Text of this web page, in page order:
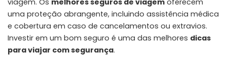
uma proteção abrangente, incluindo assistência médica
e cobertura em caso de cancelamentos ou extravios.
Investir em um bom seguro é uma das melhores dicas
para viajar com segurança.